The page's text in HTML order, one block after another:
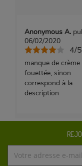
Anonymous A.
06/02/2020
4/5
manque de crème
fouettée, sinon
correspond à la
description